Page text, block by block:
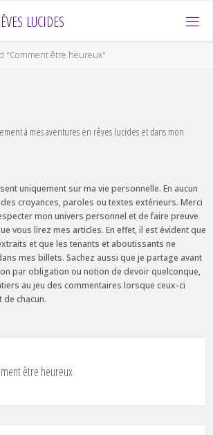
ÊVES LUCIDES
"Comment être heureux"
à mes aventures en rêves lucides et dans mon
uniquement sur ma vie personnelle. En aucun
croyances, paroles ou textes extérieurs. Merci
mon univers personnel et de faire preuve
vous lirez mes articles. En effet, il est évident que
et que les tenants et aboutissants ne
mes billets. Sachez aussi que je partage avant
par obligation ou notion de devoir quelconque,
au jeu des commentaires lorsque ceux-ci
chacun.
être heureux